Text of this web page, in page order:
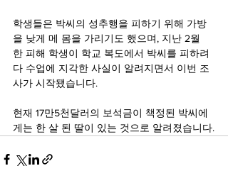
학생들은 박씨의 성추행을 피하기 위해 가방
을 낮게 메 몸을 가리기도 했으며, 지난 2월
한 피해 학생이 학교 복도에서 박씨를 피하려
다 수업에 지각한 사실이 알려지면서 이번 조
사가 시작됐습니다.
현재 17만5천달러의 보석금이 책정된 박씨에
게는 한 살 된 딸이 있는 것으로 알려졌습니다.